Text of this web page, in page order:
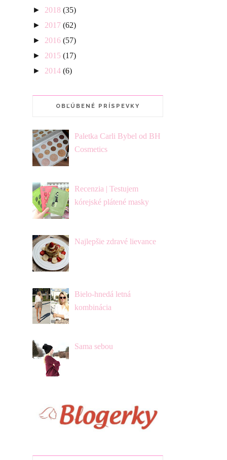
► 2018 (35)
► 2017 (62)
► 2016 (57)
► 2015 (17)
► 2014 (6)
OBĽÚBENÉ PRÍSPEVKY
Paletka Carli Bybel od BH
Cosmetics
Recenzia | Testujem
kórejské plátené masky
Najlepšie zdravé lievance
Bielo-hnedá letná
kombinácia
Sama sebou